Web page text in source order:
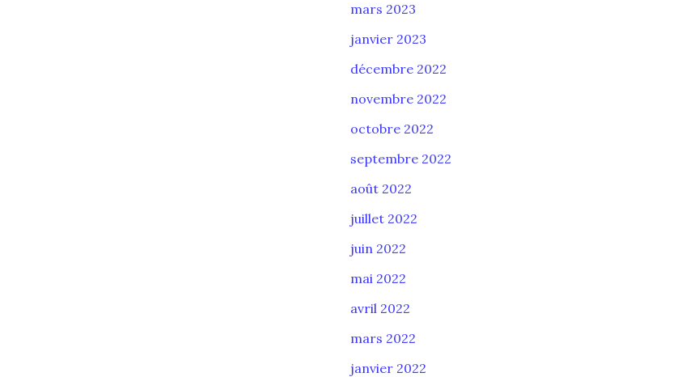
mars 2023
janvier 2023
décembre 2022
novembre 2022
octobre 2022
septembre 2022
août 2022
juillet 2022
juin 2022
mai 2022
avril 2022
mars 2022
janvier 2022